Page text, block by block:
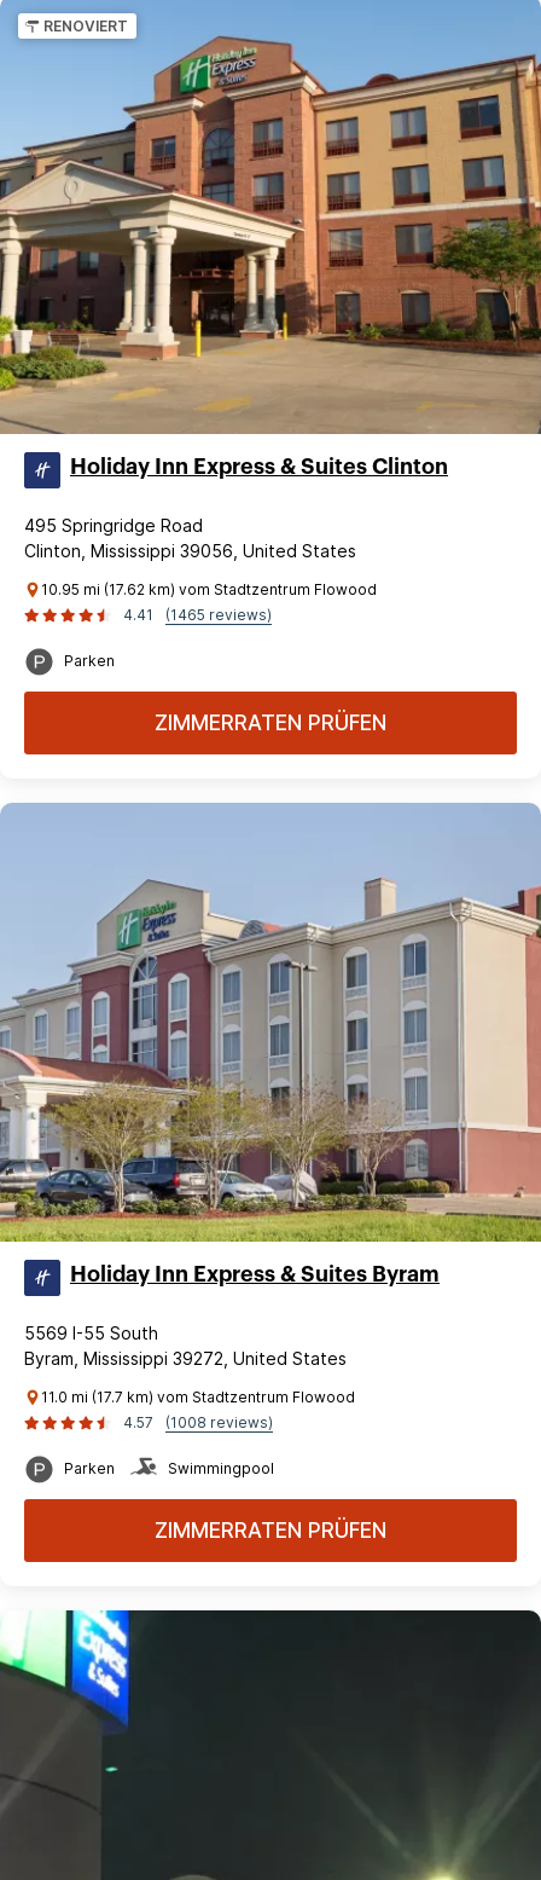
RENOVIERT
Holiday Inn Express & Suites Clinton
495 Springridge Road
Clinton, Mississippi 39056, United States
10.95 mi (17.62 km) vom Stadtzentrum Flowood
4.41
(1465 reviews)
Parken
ZIMMERRATEN PRÜFEN
Holiday Inn Express & Suites Byram
5569 I-55 South
Byram, Mississippi 39272, United States
11.0 mi (17.7 km) vom Stadtzentrum Flowood
4.57
(1008 reviews)
Parken Swimmingpool
ZIMMERRATEN PRÜFEN